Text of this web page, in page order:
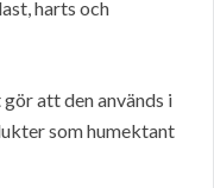
harts och
att den används i
som humektant